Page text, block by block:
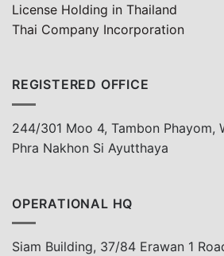
License Holding in Thailand
Thai Company Incorporation
REGISTERED OFFICE
244/301 Moo 4, Tambon Phayom,
Phra Nakhon Si Ayutthaya
OPERATIONAL HQ
Siam Building, 37/84 Erawan 1